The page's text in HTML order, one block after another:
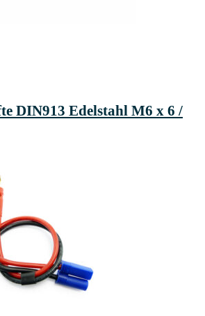
€
DIN913 Edelstahl M6 x 6 /